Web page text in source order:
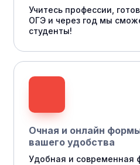
Учитесь профессии,
ОГЭ и через год мы
студенты!
Очная и онлайн
вашего удобства
Удобная и современная